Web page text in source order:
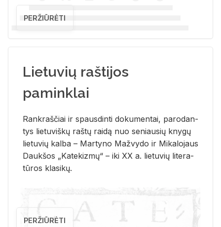
PERŽIŪRĖTI
Lietuvių raštijos
paminklai
Rank­raš­čiai ir spaus­din­ti do­ku­men­tai, pa­ro­dan­
tys lie­tu­viš­kų raš­tų rai­dą nuo se­niau­sių kny­gų
lie­tu­vių kal­ba – Mar­ty­no Ma­žvy­do ir Mi­ka­lo­jaus
Dauk­šos „Ka­te­kiz­mų“ – iki XX a. lie­tu­vių li­te­ra­
tū­ros kla­si­kų.
PERŽIŪRĖTI